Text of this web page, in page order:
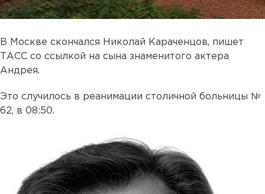
В Москве скончался Николай Караченцов, пишет
ТАСС со ссылкой на сына знаменитого актера
Андрея.
Это случилось в реанимации столичной больницы №
62, в 08:50.